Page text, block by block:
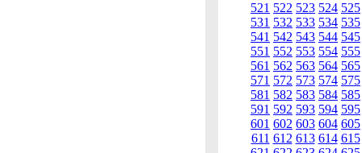
521 522 523 524 525
531 532 533 534 535
541 542 543 544 545
551 552 553 554 555
561 562 563 564 565
571 572 573 574 575
581 582 583 584 585
591 592 593 594 595
601 602 603 604 605
611 612 613 614 615